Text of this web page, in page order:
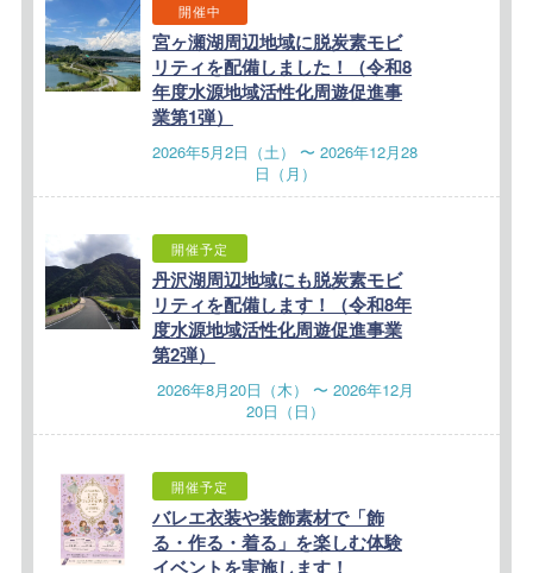
開催中
宮ヶ瀬湖周辺地域に脱炭素モビ
リティを配備しました！（令和8
年度水源地域活性化周遊促進事
業第1弾）
2026年5月2日（土） 〜 2026年12月28
日（月）
開催予定
丹沢湖周辺地域にも脱炭素モビ
リティを配備します！（令和8年
度水源地域活性化周遊促進事業
第2弾）
2026年8月20日（木） 〜 2026年12月
20日（日）
開催予定
バレエ衣装や装飾素材で「飾
る・作る・着る」を楽しむ体験
イベントを実施します！